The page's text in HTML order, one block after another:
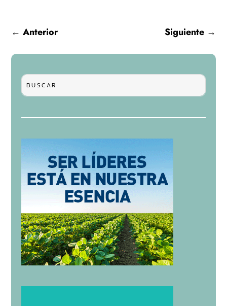
←Anterior Siguiente→